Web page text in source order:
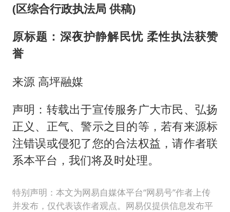
(区综合行政执法局 供稿)
原标题：深夜护静解民忧 柔性执法获赞
誉
来源 高坪融媒
声明：转载出于宣传服务广大市民、弘扬
正义、正气、警示之目的等，若有来源标
注错误或侵犯了您的合法权益，请作者联
系本平台，我们将及时处理。
特别声明：本文为网易自媒体平台“网易号”作者上传
并发布，仅代表该作者观点。网易仅提供信息发布平